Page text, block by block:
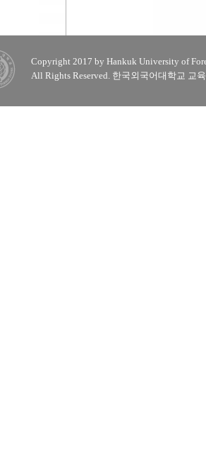
Copyright 2017 by Hankuk University of
All Rights Reserved. 한국외국어대학교 교